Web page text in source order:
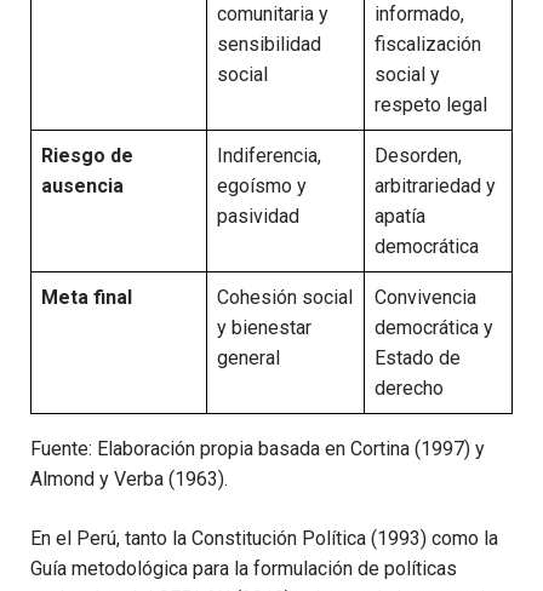
comunitaria y
sensibilidad
social
informado,
fiscalización
social y
respeto legal
Riesgo de
ausencia
Indiferencia,
egoísmo y
pasividad
Desorden,
arbitrariedad y
apatía
democrática
Meta final
Cohesión social
y bienestar
general
Convivencia
democrática y
Estado de
derecho
Fuente: Elaboración propia basada en Cortina (1997) y
Almond y Verba (1963).
En el Perú, tanto la Constitución Política (1993) como la
Guía metodológica para la formulación de políticas